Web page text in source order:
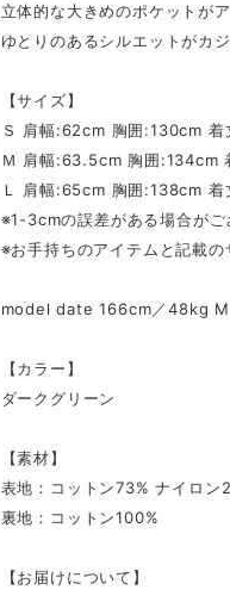
立体的な大きめのポケットが
ゆとりのあるシルエットがカ
【サイズ】
Ｓ 肩幅:62cm 胸囲:130cm
Ｍ 肩幅:63.5cm 胸囲:134cm
Ｌ 肩幅:65cm 胸囲:138cm
※1-3cmの誤差がある場合がご
※お手持ちのアイテムと記載
model date 166cm／48kg M
【カラー】
ダークグリーン
【素材】
表地：コットン73% ナイロン
裏地：コットン100%
【お届けについて】